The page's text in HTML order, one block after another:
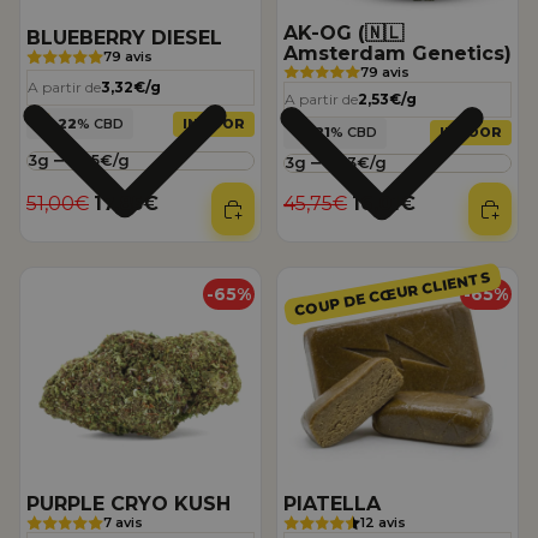
BLUEBERRY DIESEL
79 avis
A partir de3,32€/g
22% CBD INDOOR
Quantite
Prix régulier
51,00€ Prix promotionnel
17,85€
AK-OG (🇳🇱
Amsterdam Genetics)
79 avis
A partir de2,53€/g
21% CBD INDOOR
Quantite
Prix régulier
45,75€ Prix promotionnel
16,01€
PURPLE CRYO KUSH
-65%
PURPLE CRYO KUSH
7 avis
COUP DE CŒUR CLIENTS
-65%
PIATELLA
12 avis